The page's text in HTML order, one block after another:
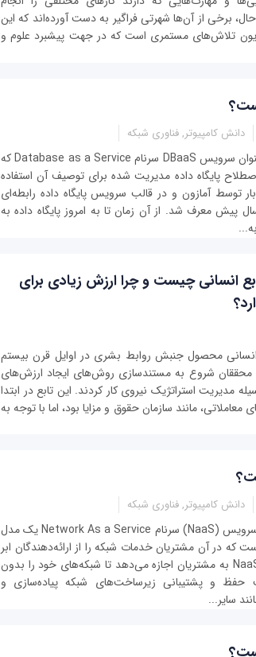
برخی از آن‌ها شهرتی فراگیر به دست آورده‌اند که این
تلاش‌های مستمری است که در جهت پیشبرد علوم و
دانش کامپیوتر, فناوری شبکه
پایگاه داده به عنوان سرویس DBaaS سرنام Database as a Service که
پایگاه داده مدیریت شده برای توصیف آن استفاده
توسط آمازون و در قالب سرویس پایگاه داده رابطه‌ای
به 12 سال پیش معرف شد. از آن زمان تا به امروز پایگاه داده به
انسانی چیست و چرا ارزش زیادی برای
محصول جنبش روابط بشری در اوایل قرن بیستم
محققان شروع به مستندسازی روش‌های ایجاد ارزش‌های
مدیریت استراتژیک نیروی کار کردند. این تابع در ابتدا
معاملاتی، مانند سازمان حقوق و مزایا بود، اما با توجه به
دانش کامپیوتر, فناوری شبکه
شبکه به عنوان سرویس (NaaS) سرنام Network As a Service یک مدل
که در آن مشتریان خدمات شبکه را از ارائه‌دهندگان ابر
اجاره می‌کنند. NaaS به مشتریان اجازه می‌دهد تا شبکه‌های خود را بدون
حفظ و پشتیبانی زیرساخت‌های شبکه پیاده‌سازی و
سایر...